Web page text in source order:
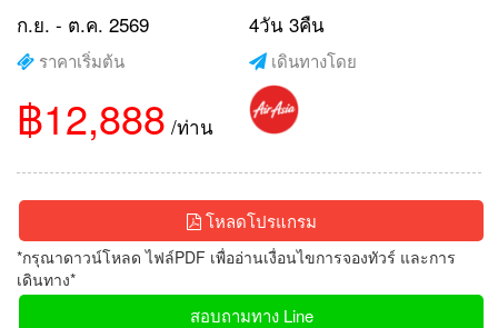
ก.ย. - ต.ค. 2569 4วัน 3คืน
ราคาเริ่มต้น
฿12,888 /ท่าน
เดินทางโดย
โหลดโปรแกรม
*กรุณาดาวน์โหลด ไฟล์PDF เพื่ออ่านเงื่อนไขการจองทัวร์ และการ
เดินทาง*
สอบถามทาง Line